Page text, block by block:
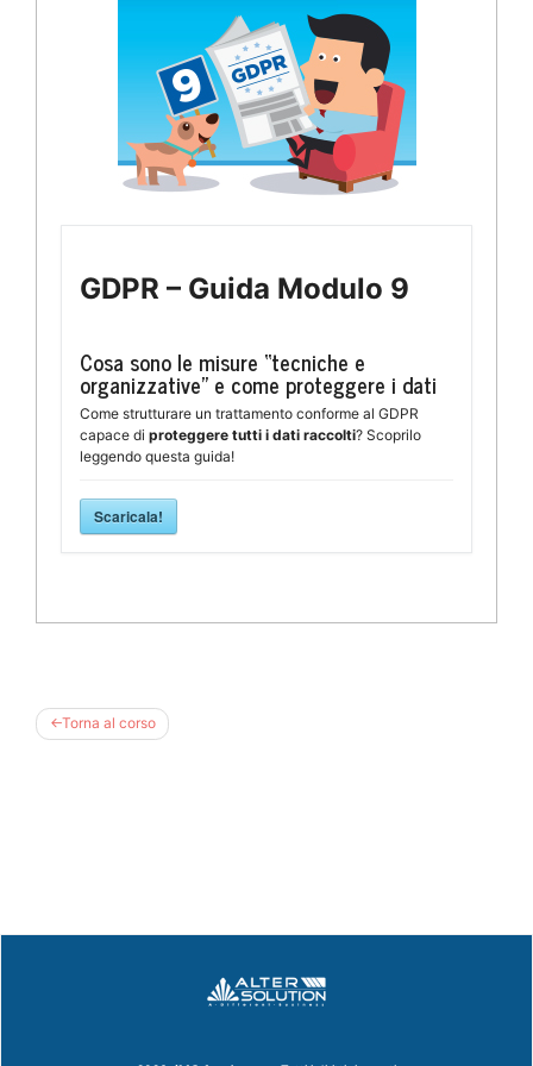
GDPR – Guida Modulo 9
Cosa sono le misure “tecniche e
organizzative” e come proteggere i dati
Come strutturare un trattamento conforme al GDPR
capace di proteggere tutti i dati raccolti? Scoprilo
leggendo questa guida!
Scaricala!
Torna al corso